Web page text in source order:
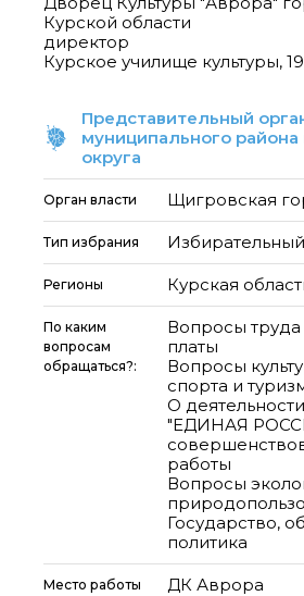
Курской области
директор
Курское училище культуры,
Представительный
муниципального района
округа
Орган власти Щигровская
Тип избрания
Регионы Курская
По каким
вопросам
обращаться?:
Вопросы труда
платы
Вопросы
спорта и
О
"ЕДИНАЯ
работы
Вопросы
Государство,
политика
Место работы ДК Аврора